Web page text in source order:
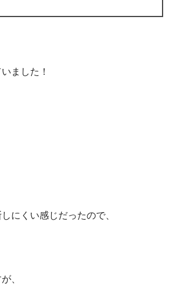
ました！
にくい感じだったので、
、